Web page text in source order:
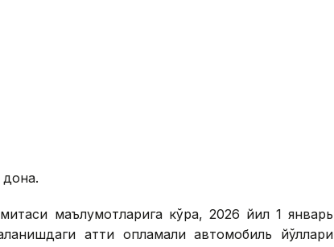
маълумотларига кўра, 2026 йил 1 январь
қаттиқ қопламали автомобиль йўллари